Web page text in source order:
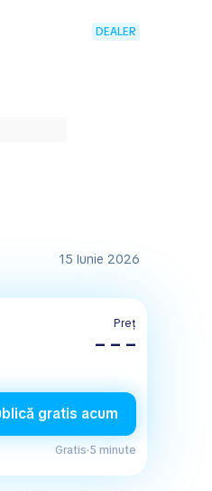
DEALER
15 Iunie 2026
Preț
– – –
gratis acum
Gratis·5 minute